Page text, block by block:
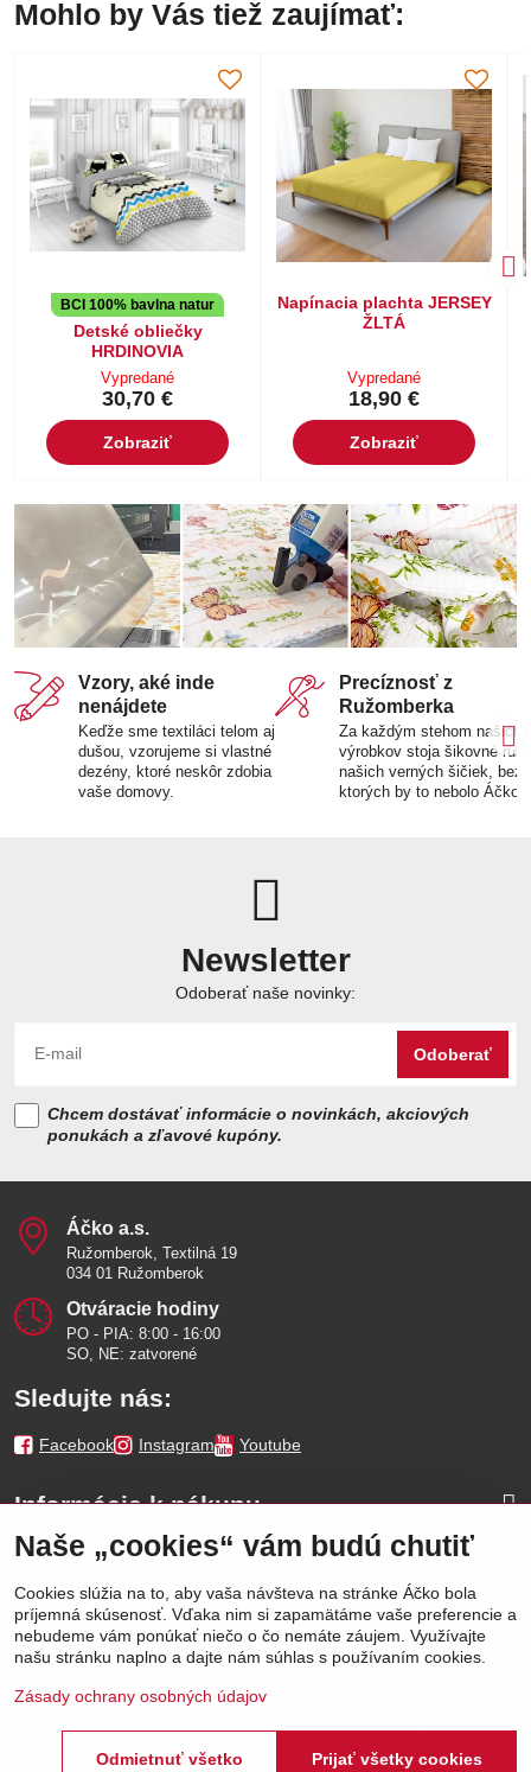
Mohlo by Vás tiež zaujímať:
BCI 100% bavlna natur
Detské obliečky
HRDINOVIA
Vypredané
30,70 €
Zobraziť
Napínacia plachta JERSEY
ŽLTÁ
Vypredané
18,90 €
Zobraziť
Vzory, aké inde
nenájdete
Keďže sme textiláci telom aj
dušou, vzorujeme si vlastné
dezény, ktoré neskôr zdobia
vaše domovy.
Precíznosť z
Ružomberka
Za každým stehom našich
výrobkov stoja šikovné ruky
našich verných šičiek, bez
ktorých by to nebolo Áčko.
Newsletter
Odoberať naše novinky:
Odoberať
Chcem dostávať informácie o novinkách, akciových
ponukách a zľavové kupóny.
Áčko a​.s​.
Ružomberok, Textilná 19
034 01 Ružomberok
Otváracie hodiny
PO - PIA: 8:00 - 16:00
SO, NE: zatvorené
Sledujte nás:
Facebook Instagram Youtube
Informácie k nákupu
Naše značky
Výhody
Naše „cookies“ vám budú chutiť
Cookies slúžia na to, aby vaša návšteva na stránke Áčko bola
príjemná skúsenosť. Vďaka nim si zapamätáme vaše preferencie a
nebudeme vám ponúkať niečo o čo nemáte záujem. Využívajte
našu stránku naplno a dajte nám súhlas s používaním cookies.
Zásady ochrany osobných údajov
Prijať všetky cookies
Odmietnuť všetko